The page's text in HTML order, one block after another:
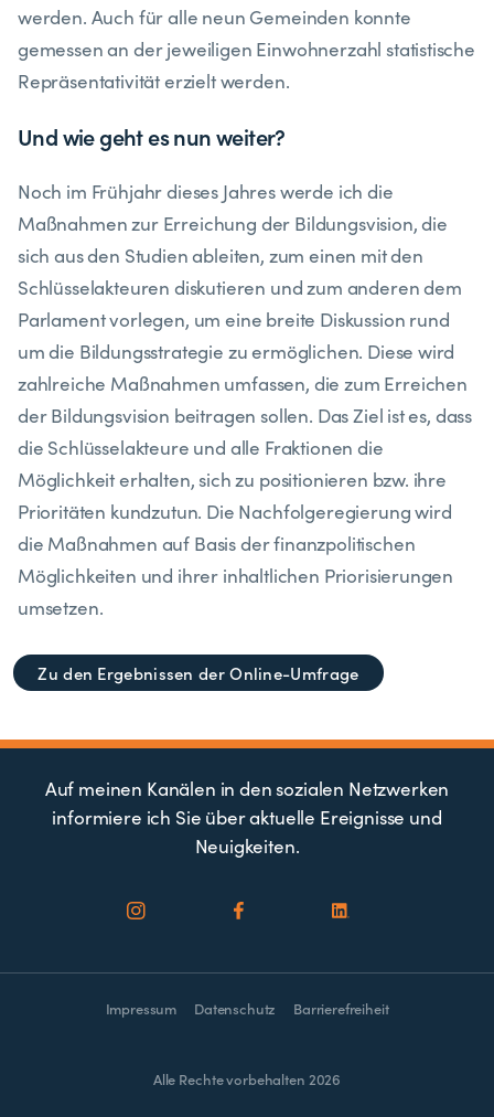
werden. Auch für alle neun Gemeinden konnte
gemessen an der jeweiligen Einwohnerzahl statistische
Repräsentativität erzielt werden.
Und wie geht es nun weiter?
Noch im Frühjahr dieses Jahres werde ich die
Maßnahmen zur Erreichung der Bildungsvision, die
sich aus den Studien ableiten, zum einen mit den
Schlüsselakteuren diskutieren und zum anderen dem
Parlament vorlegen, um eine breite Diskussion rund
um die Bildungsstrategie zu ermöglichen. Diese wird
zahlreiche Maßnahmen umfassen, die zum Erreichen
der Bildungsvision beitragen sollen. Das Ziel ist es, dass
die Schlüsselakteure und alle Fraktionen die
Möglichkeit erhalten, sich zu positionieren bzw. ihre
Prioritäten kundzutun. Die Nachfolgeregierung wird
die Maßnahmen auf Basis der finanzpolitischen
Möglichkeiten und ihrer inhaltlichen Priorisierungen
umsetzen.
Zu den Ergebnissen der Online-Umfrage
Auf meinen Kanälen in den sozialen Netzwerken
informiere ich Sie über aktuelle Ereignisse und
Neuigkeiten.
Impressum Datenschutz Barrierefreiheit
Alle Rechte vorbehalten 2026